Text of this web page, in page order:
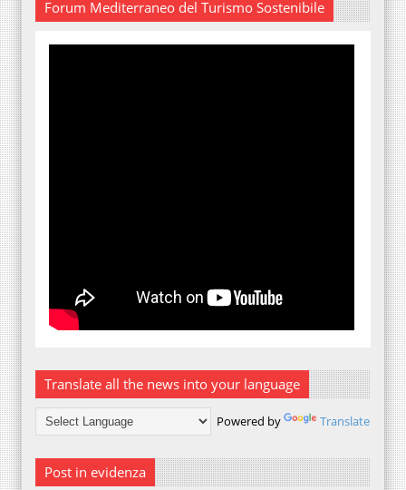
Forum Mediterraneo del Turismo Sostenibile
Translate all the news into your language
Powered by Translate
Post in evidenza